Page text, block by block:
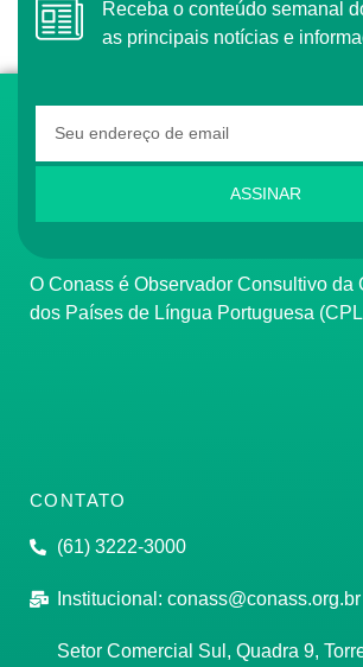
Receba o conteúdo semanal do Conass com
as principais notícias e
ASSINAR
O Conass é Observador Consultivo da Comunidade
dos Países de Língua Portuguesa
CONTATO
(61) 3222-3000
Institucional: conass@conass.org.br
Setor Comercial Sul, Quadra 9,